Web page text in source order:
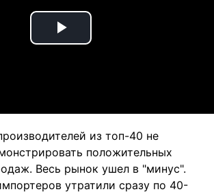
Play
из топ-40 не
положительных
Весь рынок ушел в "минус".
утратили сразу по 40-